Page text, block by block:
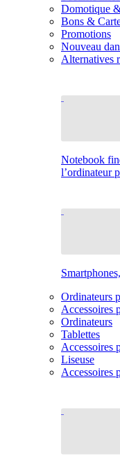
Domotique
Bons &
Promotions
Nouveau
Alternatives
Notebook
l’ordinateur
Ordinateurs
Accessoires
Ordinateurs
Tablettes
Accessoires
Liseuse
Accessoires